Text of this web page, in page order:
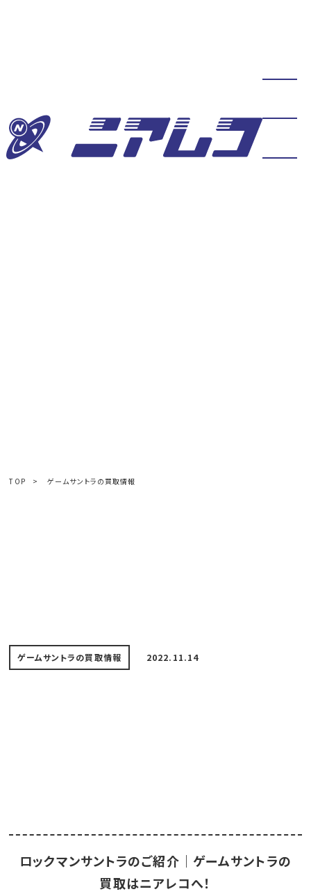
TOP > ゲームサントラの買取情報
ゲームサントラの買取情報 2022.11.14
ロックマンサントラのご紹介｜ゲームサントラの
買取はニアレコへ！